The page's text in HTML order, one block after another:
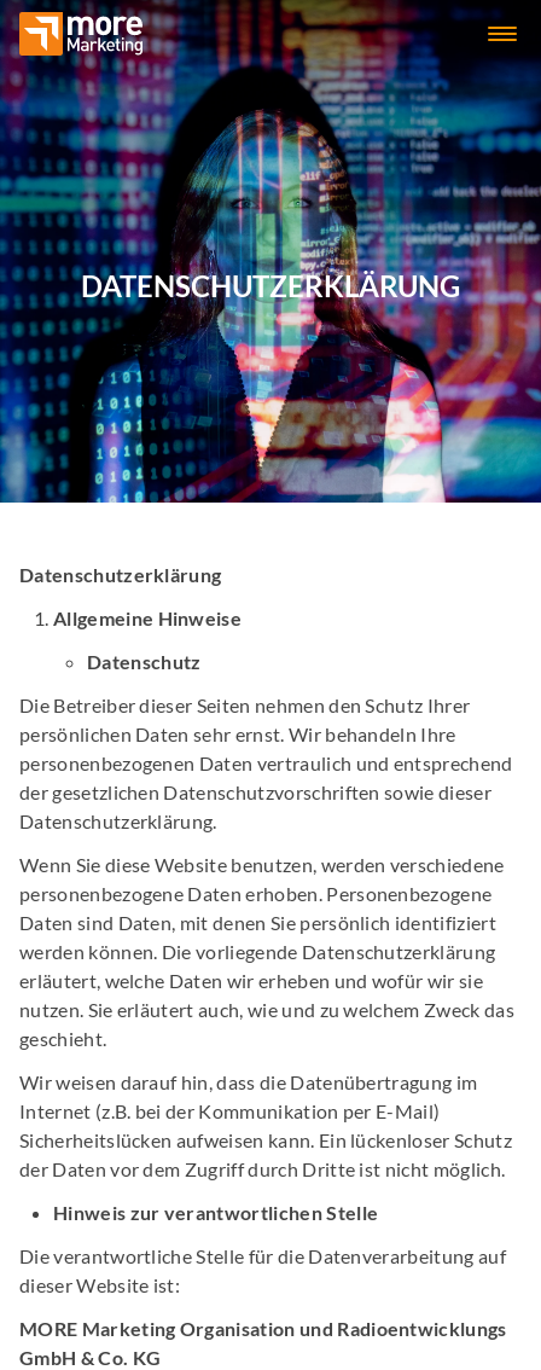
DATENSCHUTZERKLÄRUNG
Datenschutzerklärung
Allgemeine Hinweise
Datenschutz
Die Betreiber dieser Seiten nehmen den Schutz Ihrer
persönlichen Daten sehr ernst. Wir behandeln Ihre
personenbezogenen Daten vertraulich und entsprechend
der gesetzlichen Datenschutzvorschriften sowie dieser
Datenschutzerklärung.
Wenn Sie diese Website benutzen, werden verschiedene
personenbezogene Daten erhoben. Personenbezogene
Daten sind Daten, mit denen Sie persönlich identifiziert
werden können. Die vorliegende Datenschutzerklärung
erläutert, welche Daten wir erheben und wofür wir sie
nutzen. Sie erläutert auch, wie und zu welchem Zweck das
geschieht.
Wir weisen darauf hin, dass die Datenübertragung im
Internet (z.B. bei der Kommunikation per E-Mail)
Sicherheitslücken aufweisen kann. Ein lückenloser Schutz
der Daten vor dem Zugriff durch Dritte ist nicht möglich.
Hinweis zur verantwortlichen Stelle
Die verantwortliche Stelle für die Datenverarbeitung auf
dieser Website ist:
MORE Marketing Organisation und Radioentwicklungs
GmbH & Co. KG